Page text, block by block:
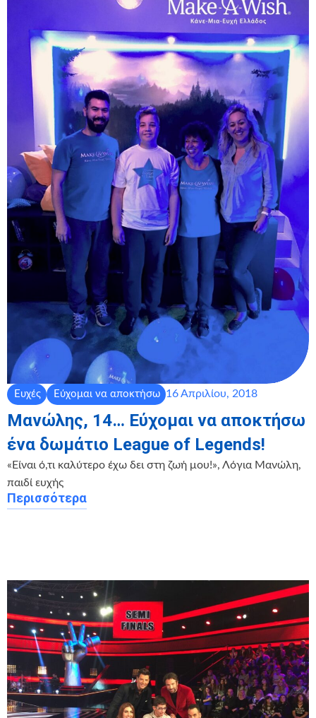
Ευχές Εύχομαι να αποκτήσω 16 Απριλίου, 2018
Μανώλης, 14… Εύχομαι να αποκτήσω
ένα δωμάτιο League of Legends!
«Είναι ό,τι καλύτερο έχω δει στη ζωή μου!», Λόγια Μανώλη,
παιδί ευχής
Περισσότερα